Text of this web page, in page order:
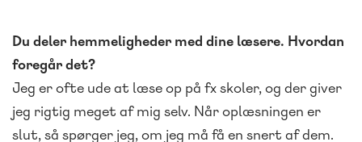
Du deler hemmeligheder med dine læsere. Hvordan
foregår det?
Jeg er ofte ude at læse op på fx skoler, og der giver
jeg rigtig meget af mig selv. Når oplæsningen er
slut, så spørger jeg, om jeg må få en snert af dem.